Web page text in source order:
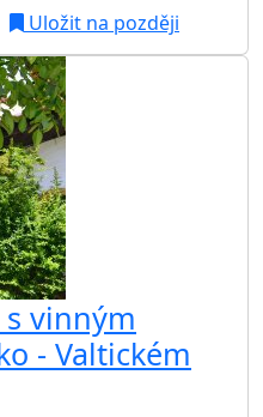
Uložit na později
vinným
- Valtickém